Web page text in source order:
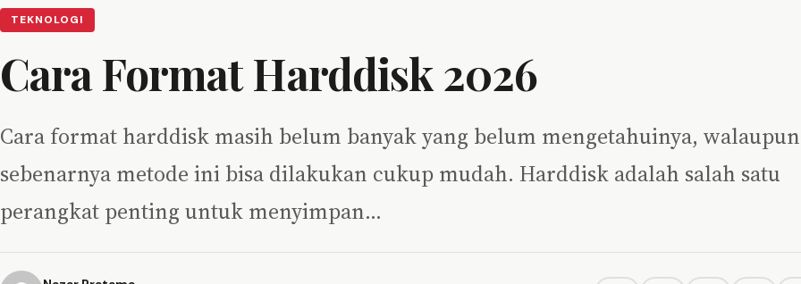
TEKNOLOGI
Cara Format Harddisk 2026
Cara format harddisk masih belum banyak yang belum mengetahuinya, walaupun
sebenarnya metode ini bisa dilakukan cukup mudah. Harddisk adalah salah satu
perangkat penting untuk menyimpan…